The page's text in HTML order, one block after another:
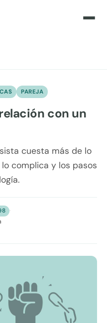
PAREJA
con un
cuesta más de lo
complica y los pasos
·